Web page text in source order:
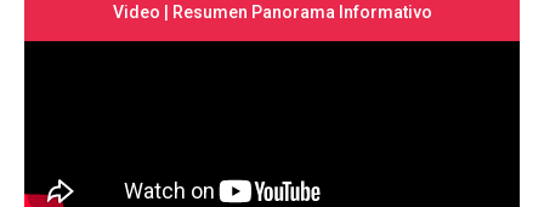
Video | Resumen Panorama Informativo